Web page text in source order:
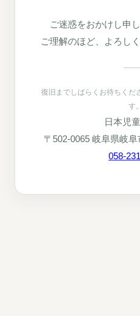
ご迷惑をおかけし申
ご理解のほど、よろし
復旧までしばらくお待ちくだ
す。
日本児
〒502-0065 岐阜県岐
058-